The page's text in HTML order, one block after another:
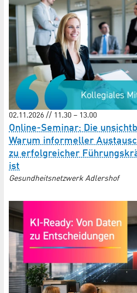
02.11.2026 // 11.30 – 13.00
Online-Seminar: Die
Warum informeller
zu erfolgreicher
ist
Gesundheitsnetzwerk Adlershof